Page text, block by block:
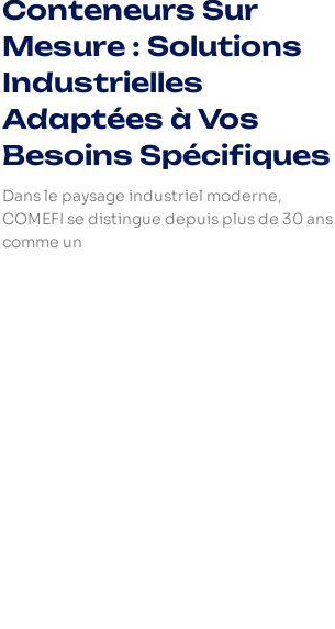
Conteneurs Sur
Mesure : Solutions
Industrielles
Adaptées à Vos
Besoins Spécifiques
Dans le paysage industriel moderne,
COMEFI se distingue depuis plus de 30 ans
comme un